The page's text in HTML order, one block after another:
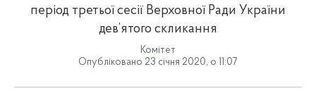
період третьої сесії Верховної Ради України
дев’ятого скликання
Комітет
Опубліковано 23 січня 2020, о 11:07